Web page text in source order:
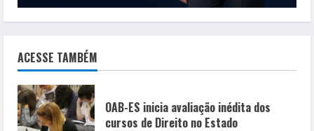
ACESSE TAMBÉM
OAB-ES inicia avaliação inédita dos
cursos de Direito no Estado